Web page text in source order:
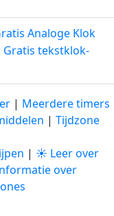
Analoge Klok
Gratis tekstklok-
| Meerdere timers
| Tijdzone
| ☀️ Leer over
over